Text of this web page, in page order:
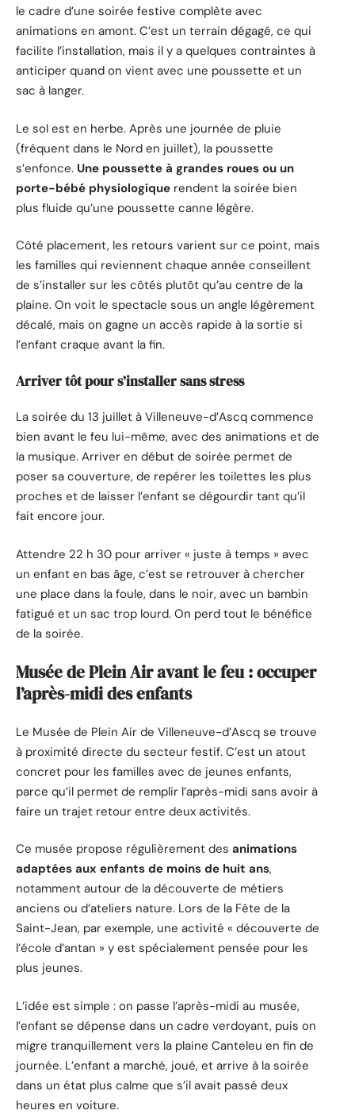
le cadre d’une soirée festive complète avec
animations en amont. C’est un terrain dégagé, ce qui
facilite l’installation, mais il y a quelques contraintes à
anticiper quand on vient avec une poussette et un
sac à langer.
Le sol est en herbe. Après une journée de pluie
(fréquent dans le Nord en juillet), la poussette
s’enfonce. Une poussette à grandes roues ou un
porte-bébé physiologique rendent la soirée bien
plus fluide qu’une poussette canne légère.
Côté placement, les retours varient sur ce point, mais
les familles qui reviennent chaque année conseillent
de s’installer sur les côtés plutôt qu’au centre de la
plaine. On voit le spectacle sous un angle légèrement
décalé, mais on gagne un accès rapide à la sortie si
l’enfant craque avant la fin.
Arriver tôt pour s’installer sans stress
La soirée du 13 juillet à Villeneuve-d’Ascq commence
bien avant le feu lui-même, avec des animations et de
la musique. Arriver en début de soirée permet de
poser sa couverture, de repérer les toilettes les plus
proches et de laisser l’enfant se dégourdir tant qu’il
fait encore jour.
Attendre 22 h 30 pour arriver « juste à temps » avec
un enfant en bas âge, c’est se retrouver à chercher
une place dans la foule, dans le noir, avec un bambin
fatigué et un sac trop lourd. On perd tout le bénéfice
de la soirée.
Musée de Plein Air avant le feu : occuper
l’après-midi des enfants
Le Musée de Plein Air de Villeneuve-d’Ascq se trouve
à proximité directe du secteur festif. C’est un atout
concret pour les familles avec de jeunes enfants,
parce qu’il permet de remplir l’après-midi sans avoir à
faire un trajet retour entre deux activités.
Ce musée propose régulièrement des animations
adaptées aux enfants de moins de huit ans,
notamment autour de la découverte de métiers
anciens ou d’ateliers nature. Lors de la Fête de la
Saint-Jean, par exemple, une activité « découverte de
l’école d’antan » y est spécialement pensée pour les
plus jeunes.
L’idée est simple : on passe l’après-midi au musée,
l’enfant se dépense dans un cadre verdoyant, puis on
migre tranquillement vers la plaine Canteleu en fin de
journée. L’enfant a marché, joué, et arrive à la soirée
dans un état plus calme que s’il avait passé deux
heures en voiture.